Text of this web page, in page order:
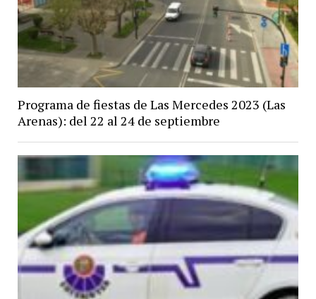
Programa de fiestas de Las Mercedes 2023 (Las
Arenas): del 22 al 24 de septiembre